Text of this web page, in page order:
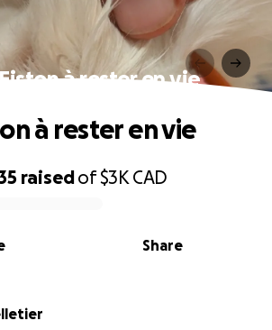
à rester en vie
raisedof$3K CAD
Share
à rester en vie